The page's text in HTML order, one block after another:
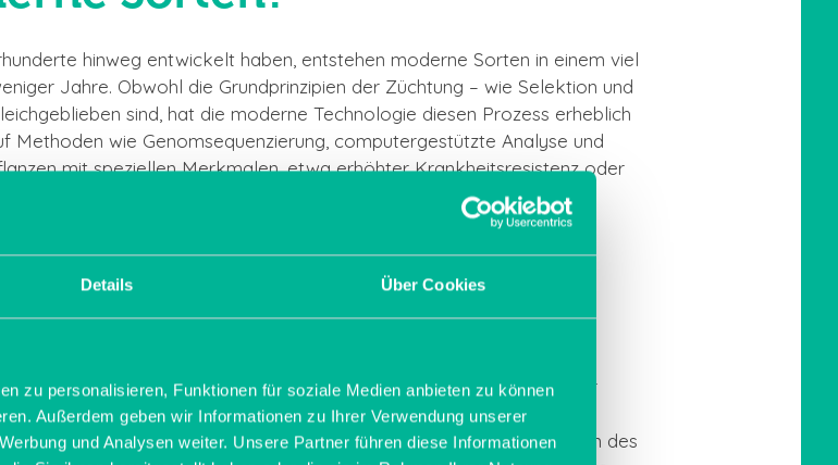
Details Über Cookies
zu personalisieren, Funktionen für soziale Medien anbieten zu können
Außerdem geben wir Informationen zu Ihrer Verwendung unserer
und Analysen weiter. Unsere Partner führen diese Informationen
hinweg entwickelt haben, entstehen moderne Sorten in einem viel
Jahre. Obwohl die Grundprinzipien der Züchtung – wie Selektion und
sind, hat die moderne Technologie diesen Prozess erheblich
Methoden wie Genomsequenzierung, computergestützte Analyse und
mit speziellen Merkmalen, etwa erhöhter Krankheitsresistenz oder
von alten und neuen
Sie sind oft besser verträglich und insbesondere bei Apfelsorten
für
gegenKrankheiten und Schädlinge, benötigen dadurch oft weniger
Gegebenheiten macht sie zudem zu wertvollen Akteuren in Zeiten des